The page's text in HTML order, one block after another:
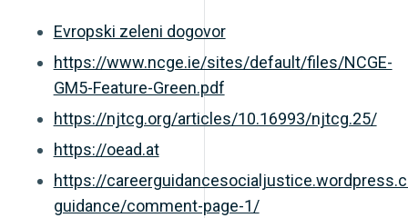
Evropski zeleni dogovor
https://www.ncge.ie/sites/default/files/NCGE-
GM5-Feature-Green.pdf
https://njtcg.org/articles/10.16993/njtcg.25/
https://oead.at
https://
guidance/comment-page-1/